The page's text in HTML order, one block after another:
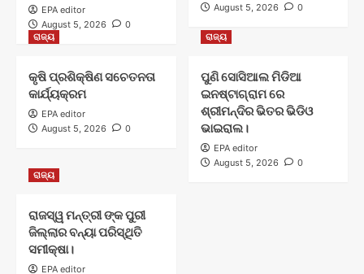
EPA editor
August 5, 2026
0
August 5, 2026
0
ରାଜ୍ୟ
କୃଷି ପ୍ରଶିକ୍ଷିଣ ସଚେତନତା
କାର୍ଯ୍ୟକ୍ରମ
EPA editor
August 5, 2026
0
ରାଜ୍ୟ
ପୁଣି ସୋସିଆଲ ମିଡିଆ
ଇନଷ୍ଟାଗ୍ରାମ ରେ
ଶ୍ରୀମନ୍ଦିର ଭିତର ଭିଡିଓ
ଭାଇରାଲ।
EPA editor
August 5, 2026
0
ରାଜ୍ୟ
ରାଜସ୍ୱ ମନ୍ତ୍ରୀ ଙ୍କ ପୁରୀ
ଜିଲ୍ଲାର ବନ୍ୟା ପରିସ୍ଥିତି
ସମୀକ୍ଷା।
EPA editor